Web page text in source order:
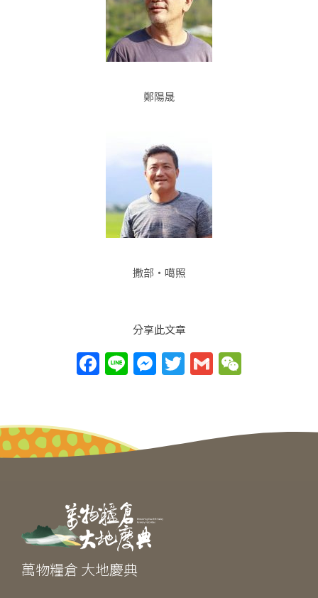
鄭陽晟
撒部‧噶照
分享此文章
F
a
e
b
o
k
Li
n
M
e
n
T
w
er
G
m
l h
萬物糧倉 大地慶典